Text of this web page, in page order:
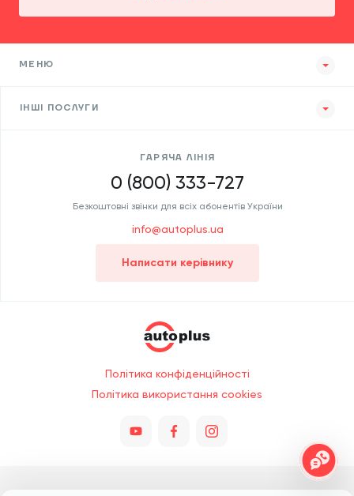
МЕНЮ
ІНШІ ПОСЛУГИ
ГАРЯЧА ЛІНІЯ
0 (800) 333-727
Безкоштовні звінки для всіх абонентів України
info@autoplus.ua
Написати керівнику
Політика конфіденційності
Політика використання cookies